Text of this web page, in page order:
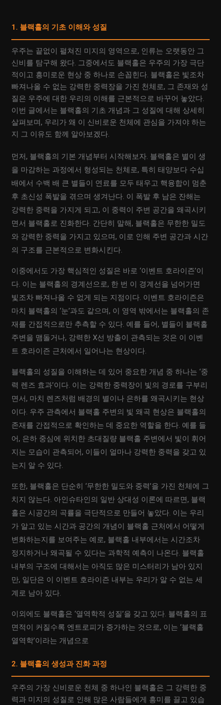
1. 블랙홀의 기초 이해와 성질
우주는 끝없이 펼쳐진 미지의 영역으로, 인류는 오랫동안 그
신비를 탐구해 왔다. 그중에서도 블랙홀은 우주의 가장 극단
적이고 흥미로운 현상 중 하나로 손꼽힌다. 블랙홀은 빛조차
빠져나올 수 없는 강력한 중력장을 가진 천체로, 그 존재와 성
질은 우주에 대한 우리의 이해를 근본적으로 바꾸어 놓았다.
이번 글에서는 블랙홀의 기초 개념과 그 성질에 대해 상세히
살펴보며, 우리가 왜 이 신비로운 천체에 관심을 가져야 하는
지 그 이유도 함께 알아보겠다.
먼저, 블랙홀의 기본 개념부터 시작해보자. 블랙홀은 별이 생
을 마감하는 과정에서 형성되는 천체로, 특히 태양보다 수십
배에서 수백 배 큰 별들이 연료를 모두 태우고 핵융합이 멈춘
후 초신성 폭발을 겪으며 생겨난다. 이 폭발 후 남은 잔해는
강력한 중력을 가지게 되고, 이 중력이 주변 공간을 왜곡시키
면서 블랙홀로 진화한다. 간단히 말해, 블랙홀은 무한한 밀도
와 강력한 중력을 가지고 있으며, 이로 인해 주변 공간과 시간
의 구조를 근본적으로 변화시킨다.
이중에서도 가장 핵심적인 성질은 바로 ‘이벤트 호라이즌’이
다. 이는 블랙홀의 경계선으로, 한 번 이 경계선을 넘어가면
빛조차 빠져나올 수 없게 되는 지점이다. 이벤트 호라이즌은
마치 블랙홀의 ‘눈’과도 같으며, 이 영역 밖에서는 블랙홀의 존
재를 간접적으로만 추측할 수 있다. 예를 들어, 별들이 블랙홀
주변을 맴돌거나, 강력한 X선 방출이 관측되는 것은 이 이벤
트 호라이즌 근처에서 일어나는 현상이다.
블랙홀의 성질을 이해하는 데 있어 중요한 개념 중 하나는 ‘중
력 렌즈 효과’이다. 이는 강력한 중력장이 빛의 경로를 구부리
면서, 마치 렌즈처럼 배경의 별이나 은하를 왜곡시키는 현상
이다. 우주 관측에서 블랙홀 주변의 빛 왜곡 현상은 블랙홀의
존재를 간접적으로 확인하는 데 중요한 역할을 한다. 예를 들
어, 은하 중심에 위치한 초대질량 블랙홀 주변에서 빛이 휘어
지는 모습이 관측되어, 이들이 얼마나 강력한 중력을 갖고 있
는지 알 수 있다.
또한, 블랙홀은 단순히 ‘무한한 밀도와 중력’을 가진 천체에 그
치지 않는다. 아인슈타인의 일반 상대성 이론에 따르면, 블랙
홀은 시공간의 곡률을 극단적으로 만들어 놓았다. 이는 우리
가 알고 있는 시간과 공간의 개념이 블랙홀 근처에서 어떻게
변화하는지를 보여주는 예로, 블랙홀 내부에서는 시간조차
정지하거나 왜곡될 수 있다는 과학적 예측이 나온다. 블랙홀
내부의 구조에 대해서는 아직도 많은 미스터리가 남아 있지
만, 일단은 이 이벤트 호라이즌 내부는 우리가 알 수 없는 세
계로 남아 있다.
이외에도 블랙홀은 ‘열역학적 성질’을 갖고 있다. 블랙홀의 표
면적이 커질수록 엔트로피가 증가하는 것으로, 이는 ‘블랙홀
열역학’이라는 개념으로
2. 블랙홀의 생성과 진화 과정
우주의 가장 신비로운 천체 중 하나인 블랙홀은 그 강력한 중
력과 미지의 성질로 인해 많은 사람들에게 흥미를 끌고 있습